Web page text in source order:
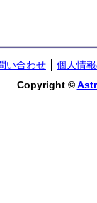
い合わせ
個人情
Copyright ©